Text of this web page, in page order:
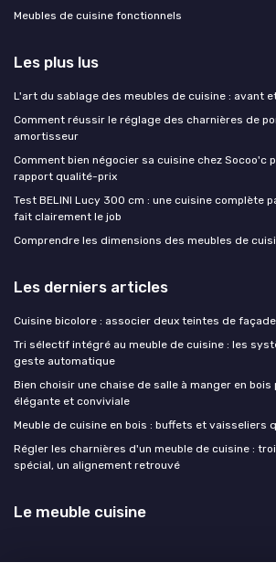
Meubles de cuisine fonctionnels
Les plus lus
L'art du sablage des meubles de cuisine : avant
Comment réussir le réglage des charnières de
amortisseur
Comment bien négocier sa cuisine chez Socoo'c
rapport qualité-prix
Test BELINI Lucy 300 cm : une cuisine complète
fait clairement le job
Comprendre les dimensions des meubles de
Les derniers articles
Cuisine bicolore : associer deux teintes de
Tri sélectif intégré au meuble de cuisine : les
geste automatique
Bien choisir une chaise de salle à manger en bois
élégante et conviviale
Meuble de cuisine en bois : buffets et vaisseliers
Régler les charnières d'un meuble de cuisine :
spécial, un alignement retrouvé
Le meuble cuisine